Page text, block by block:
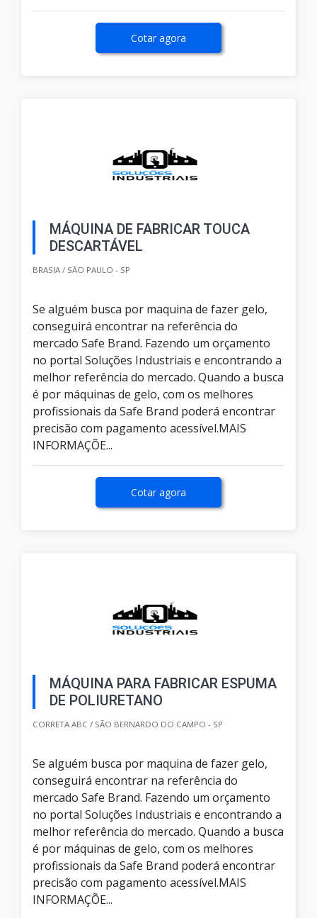
Cotar agora
MÁQUINA DE FABRICAR TOUCA
DESCARTÁVEL
BRASIA / SÃO PAULO - SP
Se alguém busca por maquina de fazer gelo,
conseguirá encontrar na referência do
mercado Safe Brand. Fazendo um orçamento
no portal Soluções Industriais e encontrando a
melhor referência do mercado. Quando a busca
é por máquinas de gelo, com os melhores
profissionais da Safe Brand poderá encontrar
precisão com pagamento acessível.MAIS
INFORMAÇÕE...
Cotar agora
MÁQUINA PARA FABRICAR ESPUMA
DE POLIURETANO
CORRETA ABC / SÃO BERNARDO DO CAMPO - SP
Se alguém busca por maquina de fazer gelo,
conseguirá encontrar na referência do
mercado Safe Brand. Fazendo um orçamento
no portal Soluções Industriais e encontrando a
melhor referência do mercado. Quando a busca
é por máquinas de gelo, com os melhores
profissionais da Safe Brand poderá encontrar
precisão com pagamento acessível.MAIS
INFORMAÇÕE...